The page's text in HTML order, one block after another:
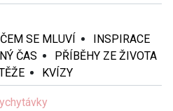
SE MLUVÍ
INSPIRACE
ČAS
PŘÍBĚHY ZE ŽIVOTA
KVÍZY